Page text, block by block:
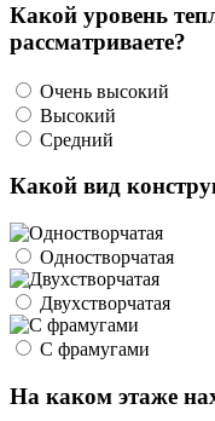
Какой уровень
рассматриваете?
Очень высокий
Высокий
Средний
Какой вид
Одностворчатая
Двухстворчатая
С фрамугами
На каком этаже